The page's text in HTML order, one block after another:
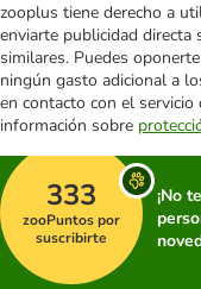
zooplus tiene derecho a
enviarte publicidad
similares. Puedes
ningún gasto adicional a
en contacto con el
información sobre
333
zooPuntos por
suscribirte
¡No